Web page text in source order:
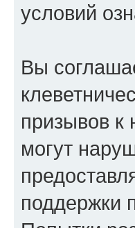
условий
Вы
призывов к
могут
поддержки